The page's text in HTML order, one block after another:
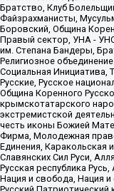
Братство, Клуб
Файзрахманисты,
Боровский, Община
Правый сектор, УНА -
им. Степана Бандеры,
Религиозное
Социальная Инициатива,
Русские, Русское
Община Коренного
крымскотатарского
экстремистской
честь иконы Божией
Фирма, Молодежная
Единения, Каракольская
Славянских Сил Руси,
Русская республика
Нация и свобода, Нация